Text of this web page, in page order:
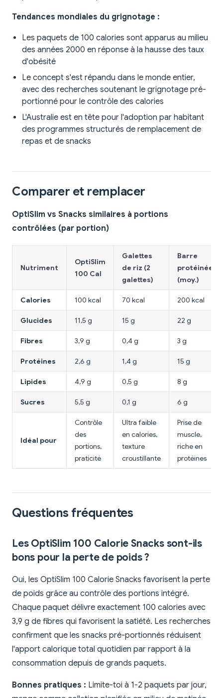
Tendances mondiales du grignotage :
Les paquets de 100 calories sont apparus au milieu
des années 2000 en réponse à la hausse des taux
d'obésité
Le concept s'est répandu dans le monde entier,
avec des recherches soutenant le grignotage pré-
portionné pour le contrôle des calories
L'Australie est en tête pour l'adoption par habitant
des programmes structurés de remplacement de
repas et de snacks
Comparer et remplacer
OptiSlim vs Snacks similaires à portions
contrôlées (par portion)
Nutriment
OptiSlim
100 Cal
Galettes
de riz (2
galettes)
Barre
protéinée
(moy.)
Calories 100 kcal 70 kcal 200 kcal
Glucides 11,5 g 15 g 22 g
Fibres 3,9 g 0,4 g 3 g
Protéines 2,6 g 1,4 g 15 g
Lipides 4,9 g 0,5 g 8 g
Sucres 5,5 g 0,1 g 6 g
Idéal pour
Contrôle
des
portions,
praticité
Ultra faible
en calories,
texture
croustillante
Prise de
muscle,
riche en
protéines
Questions fréquentes
Les OptiSlim 100 Calorie Snacks sont-ils
bons pour la perte de poids ?
Oui, les OptiSlim 100 Calorie Snacks favorisent la perte
de poids grâce au contrôle des portions intégré.
Chaque paquet délivre exactement 100 calories avec
3,9 g de fibres qui favorisent la satiété. Les recherches
confirment que les snacks pré-portionnés réduisent
l'apport calorique total quotidien par rapport à la
consommation depuis de grands paquets.
Bonnes pratiques : Limite-toi à 1-2 paquets par jour,